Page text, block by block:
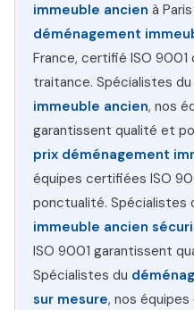
immeuble ancien à
déménagement
France, certifié ISO 9001
traitance. Spécialistes du
immeuble ancien, nos
garantissent qualité et
prix déménagement
équipes certifiées ISO
ponctualité. Spécialistes
immeuble ancien
ISO 9001 garantissent
Spécialistes du
sur mesure, nos